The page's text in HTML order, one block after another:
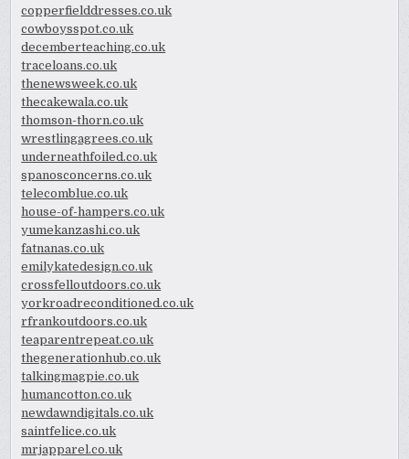
copperfielddresses.co.uk
cowboysspot.co.uk
decemberteaching.co.uk
traceloans.co.uk
thenewsweek.co.uk
thecakewala.co.uk
thomson-thorn.co.uk
wrestlingagrees.co.uk
underneathfoiled.co.uk
spanosconcerns.co.uk
telecomblue.co.uk
house-of-hampers.co.uk
yumekanzashi.co.uk
fatnanas.co.uk
emilykatedesign.co.uk
crossfelloutdoors.co.uk
yorkroadreconditioned.co.uk
rfrankoutdoors.co.uk
teaparentrepeat.co.uk
thegenerationhub.co.uk
talkingmagpie.co.uk
humancotton.co.uk
newdawndigitals.co.uk
saintfelice.co.uk
mrjapparel.co.uk